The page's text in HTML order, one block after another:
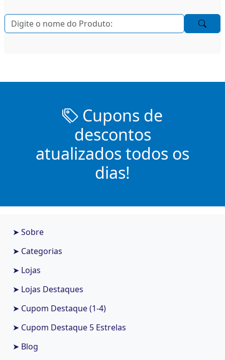
Cupons de
descontos
atualizados todos os
dias!
➤ Sobre
➤ Categorias
➤ Lojas
➤ Lojas Destaques
➤ Cupom Destaque (1-4)
➤ Cupom Destaque 5 Estrelas
➤ Blog